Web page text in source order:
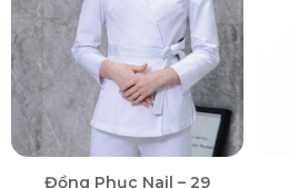
Đồng Phục Nail – 29